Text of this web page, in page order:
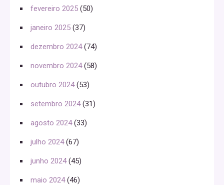
fevereiro 2025 (50)
janeiro 2025 (37)
dezembro 2024(74)
novembro 2024(58)
outubro 2024(53)
setembro 2024(31)
agosto 2024(33)
julho 2024(67)
junho 2024(45)
maio 2024(46)